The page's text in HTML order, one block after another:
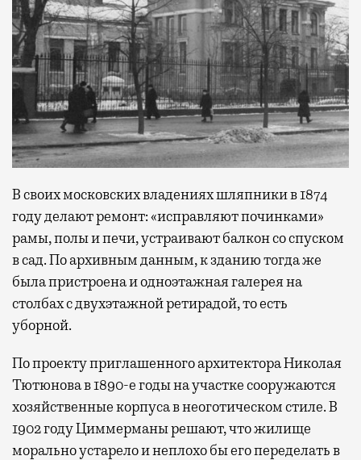
В своих московских владениях шляпники в 1874
году делают ремонт: «исправляют починками»
рамы, полы и печи, устраивают балкон со спуском
в сад. По архивным данным, к зданию тогда же
была пристроена и одноэтажная галерея на
столбах с двухэтажной ретирадой, то есть
уборной.
По проекту приглашенного архитектора Николая
Тютюнова в 1890-е годы на участке сооружаются
хозяйственные корпуса в неоготическом стиле. В
1902 году Циммерманы решают, что жилище
морально устарело и неплохо бы его переделать в